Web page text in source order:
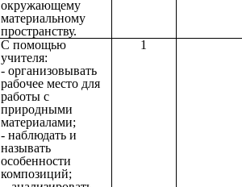
окружающему
материальному
пространству.
С помощью
учителя:
- организовывать
рабочее место для
работы с
природными
материалами;
- наблюдать и
называть
особенности
композиций;
1